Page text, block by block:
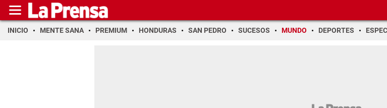
INICIO MENTE SANA PREMIUM HONDURAS SAN PEDRO SUCESOS MUNDO DEPORTES